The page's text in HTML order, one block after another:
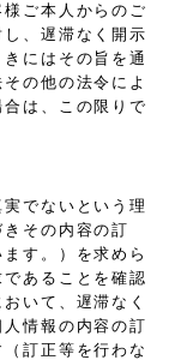
ご本人からのご
、遅滞なく開示
にはその旨を通
の他の法令によ
は、この限りで
でないという理
その内容の訂
す。）を求めら
あることを確認
いて、遅滞なく
情報の内容の訂
訂正等を行わな